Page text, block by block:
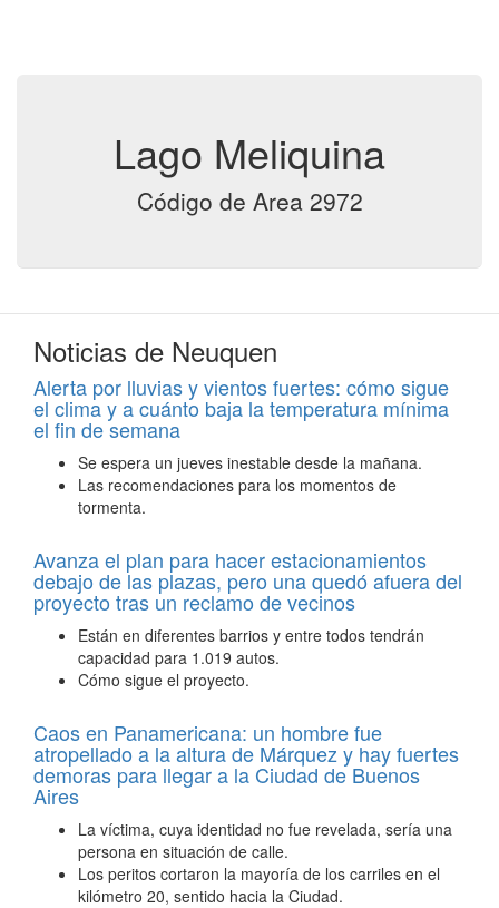
Lago Meliquina
Código de Area 2972
Noticias de Neuquen
Alerta por lluvias y vientos fuertes: cómo sigue
el clima y a cuánto baja la temperatura mínima
el fin de semana
Se espera un jueves inestable desde la mañana.
Las recomendaciones para los momentos de
tormenta.
Avanza el plan para hacer estacionamientos
debajo de las plazas, pero una quedó afuera del
proyecto tras un reclamo de vecinos
Están en diferentes barrios y entre todos tendrán
capacidad para 1.019 autos.
Cómo sigue el proyecto.
Caos en Panamericana: un hombre fue
atropellado a la altura de Márquez y hay fuertes
demoras para llegar a la Ciudad de Buenos
Aires
La víctima, cuya identidad no fue revelada, sería una
persona en situación de calle.
Los peritos cortaron la mayoría de los carriles en el
kilómetro 20, sentido hacia la Ciudad.